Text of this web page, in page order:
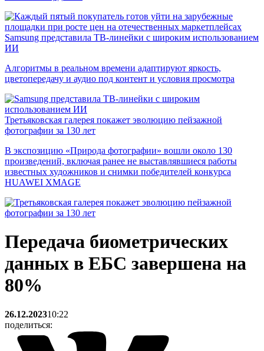
Samsung представила ТВ-линейки с широким использованием
ИИ
Алгоритмы в реальном времени адаптируют яркость,
цветопередачу и аудио под контент и условия просмотра
Третьяковская галерея покажет эволюцию пейзажной
фотографии за 130 лет
В экспозицию «Природа фотографии» вошли около 130
произведений, включая ранее не выставлявшиеся работы
известных художников и снимки победителей конкурса
HUAWEI XMAGE
Передача биометрических
данных в ЕБС завершена на
80%
26.12.202310:22
поделиться: